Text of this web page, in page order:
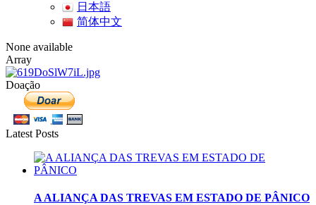
日本語
简体中文
None available
Array
Doação
Latest Posts
A ALIANÇA DAS TREVAS EM ESTADO DE PÂNICO